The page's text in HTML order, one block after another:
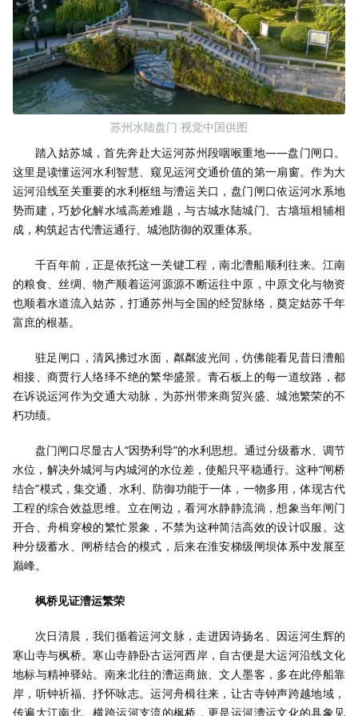
苏州水陆盘门 视觉中国供图
踏入姑苏城，首先奔赴大运河苏州段咽喉重地——盘门闸口。
这里是读懂运河水利智慧、窥见运河交通价值的第一扇窗。作为大
运河沿线至关重要的水利枢纽与漕运关口，盘门闸口依运河水系地
势而建，巧妙化解水域高差难题，与古城水陆城门、古墙垣相辅相
成，构筑起古代漕运通行、城池防御的双重体系。
千百年前，正是依托这一关键工程，南北漕船顺利往来。江南
的粮食、丝绸、物产顺着运河源源不断运往中原，中原文化与物资
也顺着水道流入姑苏，打通苏州与全国的经贸脉络，奠定姑苏千年
富庶的根基。
驻足闸口，清风拂过水面，粼粼波光间，仿佛能看见昔日漕船
相接、商贾行人络绎不绝的繁华盛景。青石板上的每一道纹路，都
在诉说运河作为交通大动脉，为苏州带来商贸兴盛、城池繁荣的不
朽功绩。
盘门闸口尽显古人“因势利导”的水利思想。通过分级蓄水、调节
水位，解决外城河与内城河的水位差，使船只平稳通行。这种“闸桥
结合”模式，集交通、水利、防御功能于一体，一物多用，体现古代
工程的综合效益思维。立在闸边，看河水静静流淌，想象当年闸门
开合、舟楫穿梭的繁忙景象，不禁为这种简洁高效的设计叹服。这
种分级蓄水、闸桥结合的模式，后来在淮安梯级闸坝体系中发展至
巅峰。
枫桥见证漕运繁荣
次日清晨，我们循着运河文脉，走进因诗扬名、因运河生辉的
寒山寺与枫桥。寒山寺静卧古运河西岸，自古便是大运河沿线文化
地标与精神驿站。南来北往的漕运商旅、文人墨客，多在此停船靠
岸，听钟祈福、抒怀咏志。运河舟楫往来，让古寺钟声跨越地域，
传遍大江南北。横跨运河支流的枫桥，更是运河漕运文化的具象见